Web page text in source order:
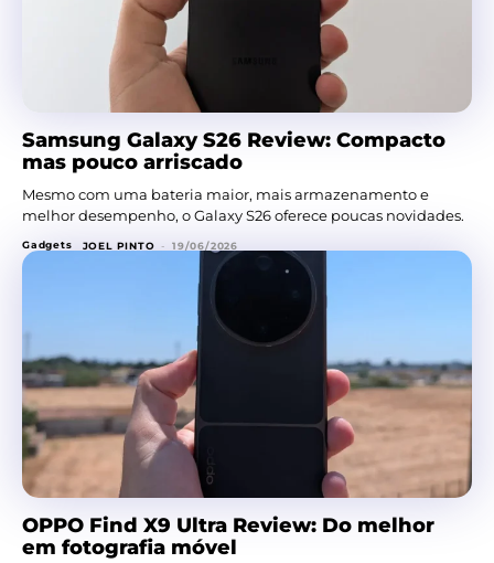
Samsung Galaxy S26 Review: Compacto
mas pouco arriscado
Mesmo com uma bateria maior, mais armazenamento e
melhor desempenho, o Galaxy S26 oferece poucas novidades.
Gadgets JOEL PINTO - 19/06/2026
OPPO Find X9 Ultra Review: Do melhor
em fotografia móvel